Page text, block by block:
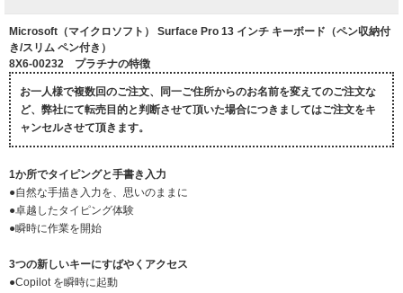
Microsoft（マイクロソフト） Surface Pro 13 インチ キーボード（ペン収納付
き/スリム ペン付き）
8X6-00232 プラチナの特徴
お一人様で複数回のご注文、同一ご住所からのお名前を変えてのご注文な
ど、弊社にて転売目的と判断させて頂いた場合につきましてはご注文をキ
ャンセルさせて頂きます。
1か所でタイピングと手書き入力
●自然な手描き入力を、思いのままに
●卓越したタイピング体験
●瞬時に作業を開始
3つの新しいキーにすばやくアクセス
●Copilot を瞬時に起動